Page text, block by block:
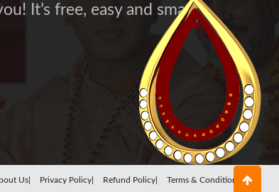
It’s free, easy and smart
Us| Privacy Policy| Refund Policy| Terms & Conditions|